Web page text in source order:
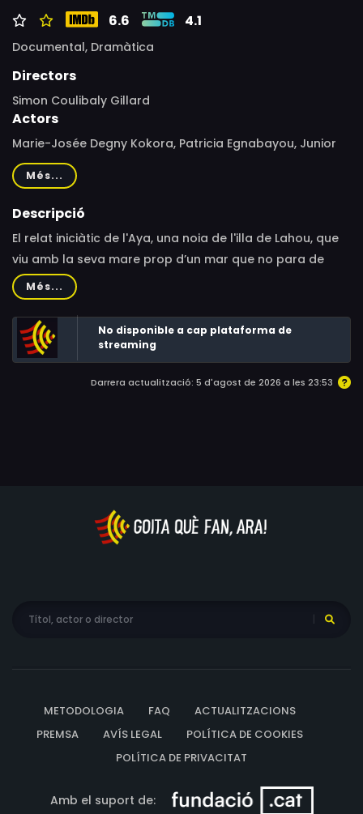
6.6 4.1
Documental, Dramàtica
Directors
Simon Coulibaly Gillard
Actors
Marie-Josée Degny Kokora, Patricia Egnabayou, Junior
Asse, Mariam Traoré, Eli Kokora
Més...
Descripció
El relat iniciàtic de l'Aya, una noia de l'illa de Lahou, que
viu amb la seva mare prop d’un mar que no para de
pujar i es va menjant la seva terra.A l'illa de Lahou, a
Costa d’Ivori, l’Aya i la seva mare són víctimes de
l’escalfament global provocat pels països del nord. El
nivell del mar va pujant a poc a poc i obliga als
habitants de l’illa a abandonar la seva terra. A l’illa
només hi queda un poble, alguns vaixells de pesca i un
Més...
No disponible a cap plataforma de
streaming
Darrera actualització: 5 d'agost de 2026 a les 23:53
METODOLOGIA FAQ
ACTUALITZACIONS
PREMSA
AVÍS LEGAL
POLÍTICA DE COOKIES
POLÍTICA DE PRIVACITAT
Amb el suport de: